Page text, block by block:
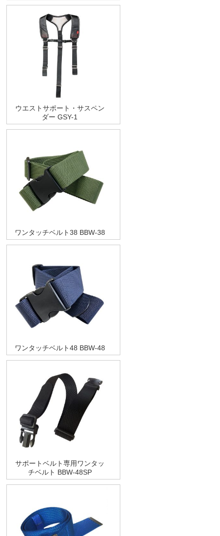
ウエストサポート・サスペン
ダー GSY-1
ワンタッチベルト38 BBW-38
ワンタッチベルト48 BBW-48
サポートベルト専用ワンタッ
チベルト BBW-48SP